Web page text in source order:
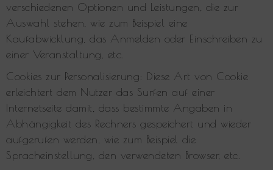
verschiedenen Optionen und Leistungen, die zur
Auswahl stehen, wie zum Beispiel eine
Kaufabwicklung, das Anmelden oder Einschreiben zu
einer Veranstaltung, etc.
Cookies zur Personalisierung: Diese Art von Cookie
erleichtert dem Nutzer das Surfen auf einer
Internetseite damit, dass bestimmte Angaben in
Abhängigkeit des Rechners gespeichert und wieder
aufgerufen werden, wie zum Beispiel die
Spracheinstellung, den verwendeten Browser, etc.